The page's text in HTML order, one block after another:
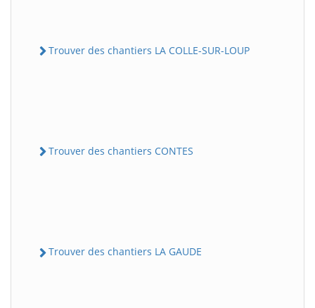
Trouver des chantiers LA COLLE-SUR-LOUP
Trouver des chantiers CONTES
Trouver des chantiers LA GAUDE